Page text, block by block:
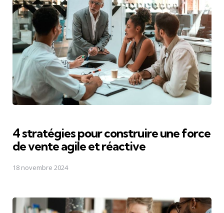
4 stratégies pour construire une force
de vente agile et réactive
18 novembre 2024